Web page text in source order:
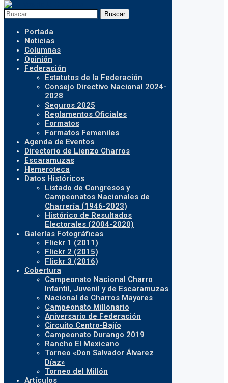
Buscar
Portada
Noticias
Columnas
Opinión
Federación
Estatutos de la Federación
Consejo Directivo Nacional 2024-
2028
Seguros 2025
Reglamentos Oficiales
Formatos
Formatos Femeniles
Agenda de Eventos
Directorio de Lienzo Charros
Escaramuzas
Hemeroteca
Datos Históricos
Listado de Congresos y
Campeonatos Nacionales de
Charrería (1946-2023)
Histórico de Resultados
Electorales (2004-2020)
Galerías Fotográficas
Flickr 1 (2011)
Flickr 2 (2015)
Flickr 3 (2016)
Cobertura
Campeonato Nacional Charro
Infantil, Juvenil y de Escaramuzas
Nacional de Charros Mayores
Campeonato Millonario
Aniversario de Federación
Circuito Centro-Bajío
Campeonato Durango 2019
Rancho El Mexicano
Torneo «Don Salvador Álvarez
Díaz»
Torneo del Millón
Artículos